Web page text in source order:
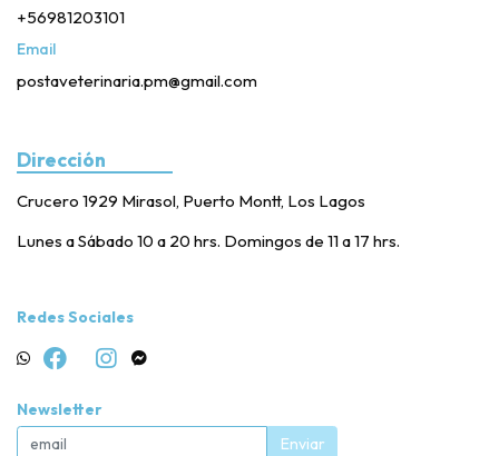
+56981203101
Email
postaveterinaria.pm@gmail.com
Dirección
Crucero 1929 Mirasol, Puerto Montt, Los Lagos
Lunes a Sábado 10 a 20 hrs. Domingos de 11 a 17 hrs.
Redes Sociales
Newsletter
Enviar